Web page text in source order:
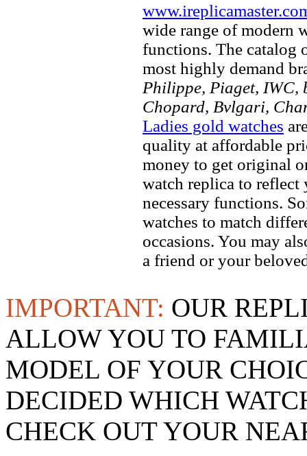
wide range of modern
functions. The catalog
most highly demand
Philippe, Piaget, IWC,
Chopard, Bvlgari,
Ladies gold watches
quality at affordable
money to get original
watch replica to
necessary functions.
watches to match
occasions. You may
a friend or your
IMPORTANT: OUR
ALLOW YOU TO
MODEL OF YOUR
DECIDED WHICH
CHECK OUT YOUR